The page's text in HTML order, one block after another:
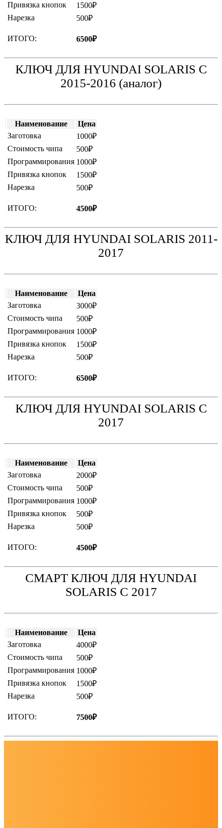
Привязка кнопок
1500₽
Нарезка
500₽
ИТОГО: 6500₽
КЛЮЧ ДЛЯ HYUNDAI SOLARIS C
2015-2016 (аналог)
Наименование
Цена
Заготовка
1000₽
Стоимость чипа
500₽
Программирования 1000₽
Привязка кнопок
1500₽
Нарезка
500₽
ИТОГО: 4500₽
КЛЮЧ ДЛЯ HYUNDAI SOLARIS 2011-
2017
Наименование
Цена
Заготовка
3000₽
Стоимость чипа
500₽
Программирования 1000₽
Привязка кнопок
1500₽
Нарезка
500₽
ИТОГО: 6500₽
КЛЮЧ ДЛЯ HYUNDAI SOLARIS С
2017
Наименование
Цена
Заготовка
2000₽
Стоимость чипа
500₽
Программирования 1000₽
Привязка кнопок
500₽
Нарезка
500₽
ИТОГО: 4500₽
СМАРТ КЛЮЧ ДЛЯ HYUNDAI
SOLARIS С 2017
Наименование
Цена
Заготовка
4000₽
Стоимость чипа
500₽
Программирования 1000₽
Привязка кнопок
1500₽
Нарезка
500₽
ИТОГО: 7500₽